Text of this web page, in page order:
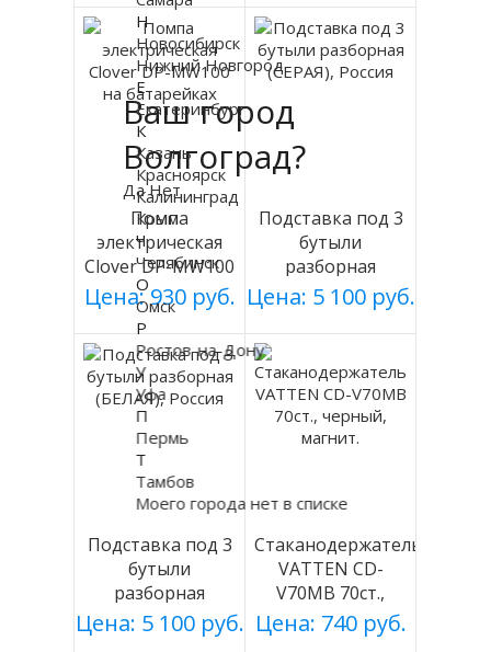
Помпа
электрическая
Clover DP-MW100
на батарейках
Цена: 930 руб.
Подставка под 3
бутыли
разборная
(СЕРАЯ), Россия
Цена: 5 100 руб.
Подставка под 3
бутыли
разборная
(БЕЛАЯ), Россия
Цена: 5 100 руб.
Стаканодержатель
VATTEN CD-
V70MB 70ст.,
черный, магнит.
Цена: 740 руб.
Ваш город
Волгоград?
Да Нет
Н
Новосибирск
Нижний Новгород
Е
Екатеринбург
К
Казань
Красноярск
Калининград
Крым
Ч
Челябинск
О
Омск
Р
Ростов-на-Дону
У
Уфа
П
Пермь
Т
Тамбов
Моего города нет в списке